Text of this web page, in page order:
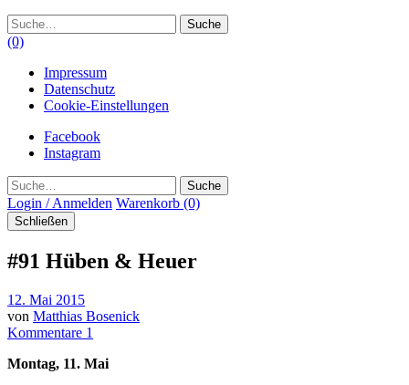
Suche
(0)
Impressum
Datenschutz
Cookie-Einstellungen
Facebook
Instagram
Suche
Login / Anmelden Warenkorb (0)
Schließen
#91 Hüben & Heuer
12. Mai 2015
von Matthias Bosenick
Kommentare 1
Montag, 11. Mai